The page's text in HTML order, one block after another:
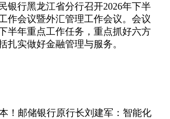
银行黑龙江省分行召开2026年下半
作会议暨外汇管理工作会议。会议
半年重点工作任务，重点抓好六方
扎实做好金融管理与服务。
！邮储银行原行长刘建军：智能化